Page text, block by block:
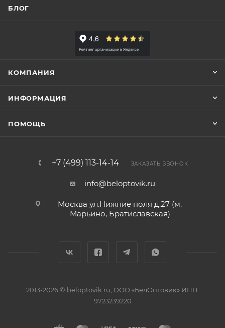
БЛОГ
КОМПАНИЯ
ИНФОРМАЦИЯ
ПОМОЩЬ
+7 (499) 113-14-14 ЗАКАЗАТЬ ЗВОНОК
info@beloptovik.ru
Москва ул.Нижние поля д.27 (м.
Марьино, Братиславская)
2013-2026 © beloptovik.ru, ООО «БелОптовик» ИНН:
9723239220